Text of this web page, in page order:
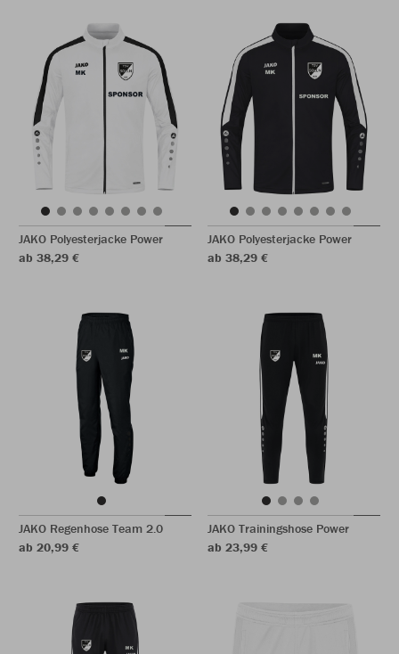
JAKO Polyesterjacke Power
ab 38,29 €
JAKO Polyesterjacke Power
ab 38,29 €
JAKO Regenhose Team 2.0
ab 20,99 €
JAKO Trainingshose Power
ab 23,99 €